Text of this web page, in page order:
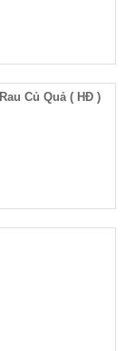
Củ Quả ( HĐ )